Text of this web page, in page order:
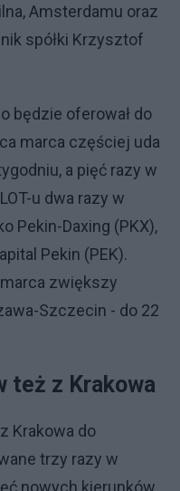
Amsterdamu oraz
spółki Krzysztof
będzie oferował do
marca częściej uda
a pięć razy w
u dwa razy w
Pekin-Daxing (PKX),
Pekin (PEK).
zwiększy
Szczecin - do 22
też z Krakowa
Krakowa do
trzy razy w
nowych kierunków